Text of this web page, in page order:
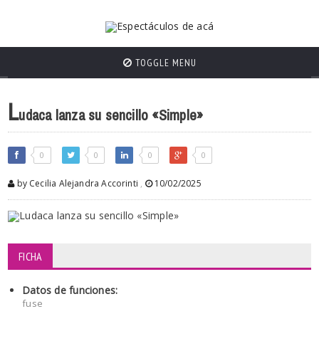
TOGGLE MENU
Ludaca lanza su sencillo «Simple»
0 0 0 0
by Cecilia Alejandra Accorinti , 10/02/2025
FICHA
Datos de funciones:
fuse